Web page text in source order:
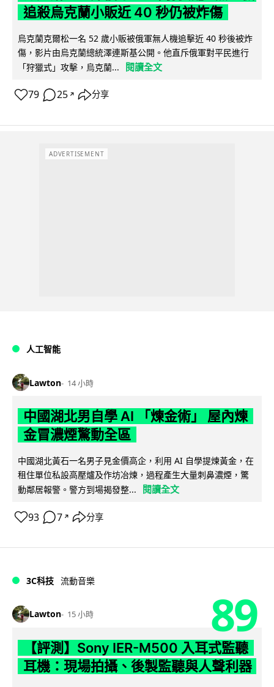
追殺烏克蘭小販近 40 秒仍被炸傷
烏克蘭克爾松一名 52 歲小販被俄軍無人機追擊近 40 秒後被炸
傷，影片由烏克蘭總統澤連斯基公開。他直斥俄軍對平民進行
「狩獵式」攻擊，烏克蘭...
閱讀全文
79 25 ↗ 分享
ADVERTISEMENT
人工智能
Lawton 14 小時
中國湖北男自學 AI 「煉金術」 屋內煉
金冒濃煙驚動全區
中國湖北黃石一名男子見金價高企，利用 AI 自學提煉黃金，在
租住單位私設高壓爐及作坊冶煉，過程產生大量刺鼻濃煙，驚
動鄰居報警。警方到場揭發整...
閱讀全文
93 7 ↗ 分享
3C科技 流動音樂
Lawton 15 小時 89
【評測】Sony IER-M500 入耳式監聽
耳機：現場拍攝、後製監聽與人聲利器